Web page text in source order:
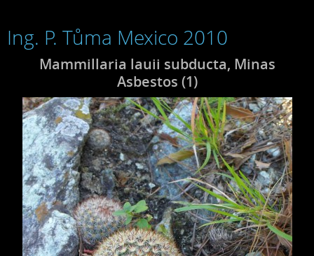
Ing. P. Tůma Mexico 2010
Mammillaria lauii subducta, Minas
Asbestos (1)